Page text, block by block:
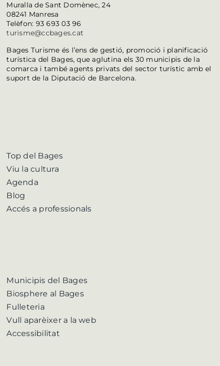
Muralla de Sant Domènec, 24
08241 Manresa
Telèfon: 93 693 03 96
turisme@ccbages.cat
Bages Turisme és l’ens de gestió, promoció i planificació
turística del Bages, que aglutina els 30 municipis de la
comarca i també agents privats del sector turístic amb el
suport de la Diputació de Barcelona.
Top del Bages
Viu la cultura
Agenda
Blog
Accés a professionals
Municipis del Bages
Biosphere al Bages
Fulleteria
Vull aparèixer a la web
Accessibilitat